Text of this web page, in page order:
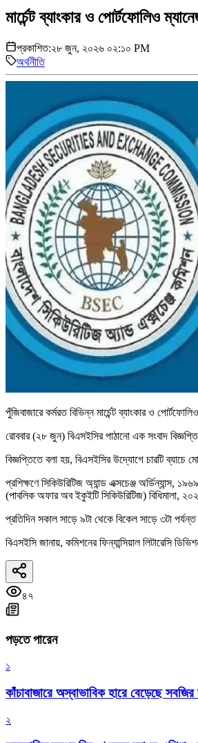
মার্চেন্ট ব্যাংকার ও পোর্টফোলিও
প্রকাশিত:২৮ জুন, ২০২৬ ০২:১০ PM
অর্থনীতি
পুঁজিবাজারে কর্মরত বিভিন্ন মার্চেন্ট ব্যাংকার ও
রোববার (২৮ জুন) বিএসইসির পাঠানো এক সংবাদ
বিজ্ঞপ্তিতে বলা হয়, বিএসইসির উদ্যোগে চারটি ব্যাচে
প্রশিক্ষণে সিকিউরিটিজ অ্যান্ড এক্সচেঞ্জ অর্ডিন্যান্স,
(পাবলিক অফার অব ইকুইটি সিকিউরিটিজ) বিধিমালা,
প্রতিদিন সকাল সাড়ে ৯টা থেকে বিকেল সাড়ে ৩টা
বিএসইসি জানায়, কমিশনের ফিন্যান্সিয়াল লিটারেসি
৪৭
পড়তে পারেন
১
কাঁচাবাজারে অস্বাভাবিক হারে বেড়েছে
২